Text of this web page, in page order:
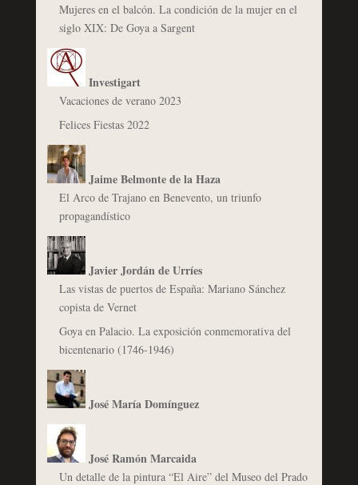
Mujeres en el balcón. La condición de la mujer en el
siglo XIX: De Goya a Sargent
Investigart
Vacaciones de verano 2023
Felices Fiestas 2022
Jaime Belmonte de la Haza
El Arco de Trajano en Benevento, un triunfo
propagandístico
Javier Jordán de Urríes
Las vistas de puertos de España: Mariano Sánchez
copista de Vernet
Goya en Palacio. La exposición conmemorativa del
bicentenario (1746-1946)
José María Domínguez
José Ramón Marcaida
Un detalle de la pintura “El Aire” del Museo del Prado